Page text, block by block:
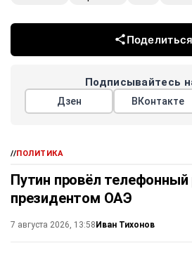
Поделиться
Подписывайтесь
Дзен ВКонтакте
//ПОЛИТИКА
Путин провёл телефонный
президентом ОАЭ
7 августа 2026, 13:58Иван Тихонов